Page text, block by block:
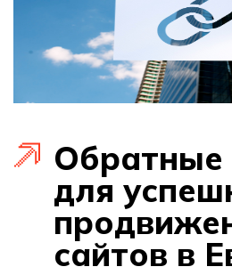
Обратные
для
сайтов в